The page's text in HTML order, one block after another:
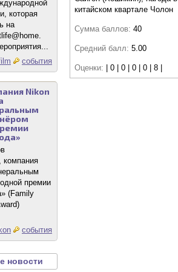
которая
на
события
Nikon
компания
премии
(Family
события
новости
китайском квартале Чолон
Сумма баллов: 40
Средний балл: 5.00
Оценки: | 0 | 0 | 0 | 0 | 8 |